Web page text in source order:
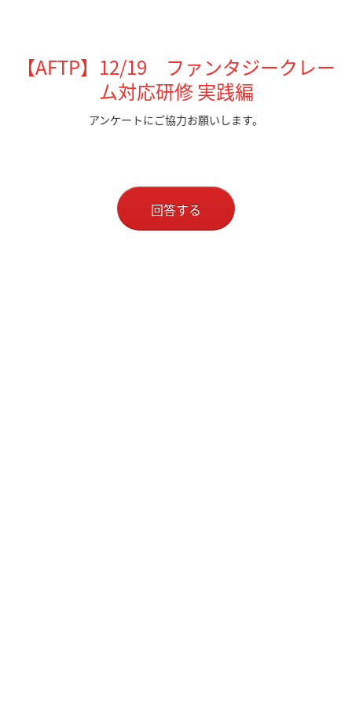
【AFTP】12/19 ファンタジークレー
ム対応研修 実践編
アンケートにご協力お願いします。
回答する